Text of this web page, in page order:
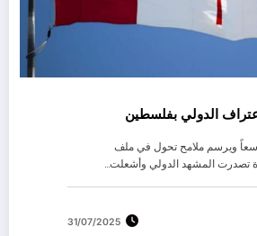
الدولي بفلسطين
ويرسم ملامح تحول في ملف
المشهد الدولي وأشعلت…
31/07/2025